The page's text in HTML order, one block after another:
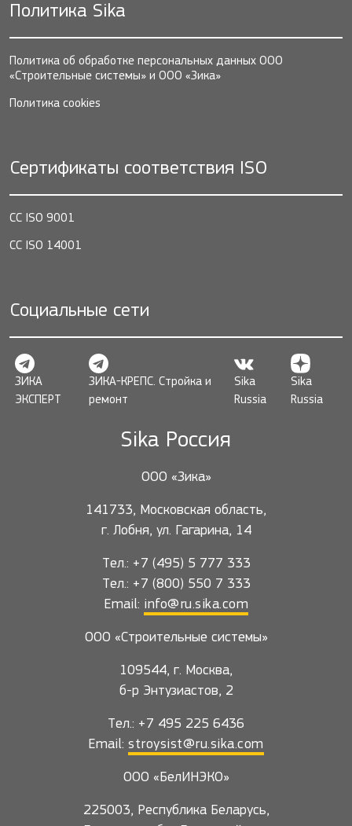
Политика Sika
Политика об обработке персональных данных ООО
«Строительные системы» и ООО «Зика»
Политика cookies
Сертификаты соответствия ISO
СС ISO 9001
СС ISO 14001
Социальные сети
ЗИКА
ЭКСПЕРТ
ЗИКА-КРЕПС. Стройка и
ремонт
Sika
Russia
Sika
Russia
Sika Россия
ООО «Зика»
141733, Московская область,
г. Лобня, ул. Гагарина, 14
Тел.: +7 (495) 5 777 333
Тел.: +7 (800) 550 7 333
Email: info@ru.sika.com
ООО «Строительные системы»
109544, г. Москва,
б-р Энтузиастов, 2
Тел.: +7 495 225 6436
Email:stroysist@ru.sika.com
ООО «БелИНЭКО»
225003, Республика Беларусь,